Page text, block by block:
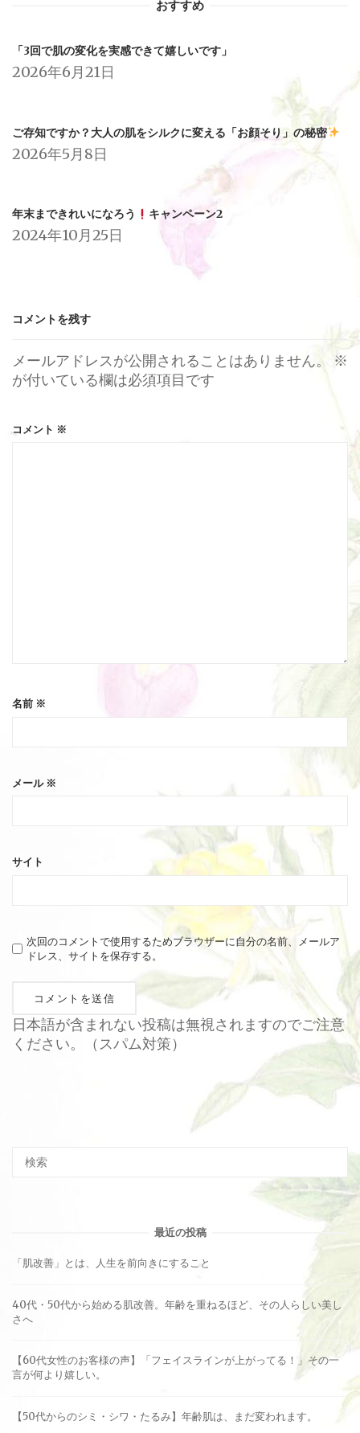
おすすめ
「3回で肌の変化を実感できて嬉しいです」
2026年6月21日
ご存知ですか？大人の肌をシルクに変える「お顔そり」の秘密
2026年5月8日
年末まできれいになろう キャンペーン2
2024年10月25日
コメントを残す
メールアドレスが公開されることはありません。
※
が付いている欄は必須項目です
コメント ※
名前 ※
メール ※
サイト
次回のコメントで使用するためブラウザーに自分の名前、メールア
ドレス、サイトを保存する。
日本語が含まれない投稿は無視されますのでご注意
ください。（スパム対策）
最近の投稿
「肌改善」とは、人生を前向きにすること
40代・50代から始める肌改善。年齢を重ねるほど、その人らしい美し
さへ
【60代女性のお客様の声】「フェイスラインが上がってる！」その一
言が何より嬉しい。
【50代からのシミ・シワ・たるみ】年齢肌は、まだ変われます。